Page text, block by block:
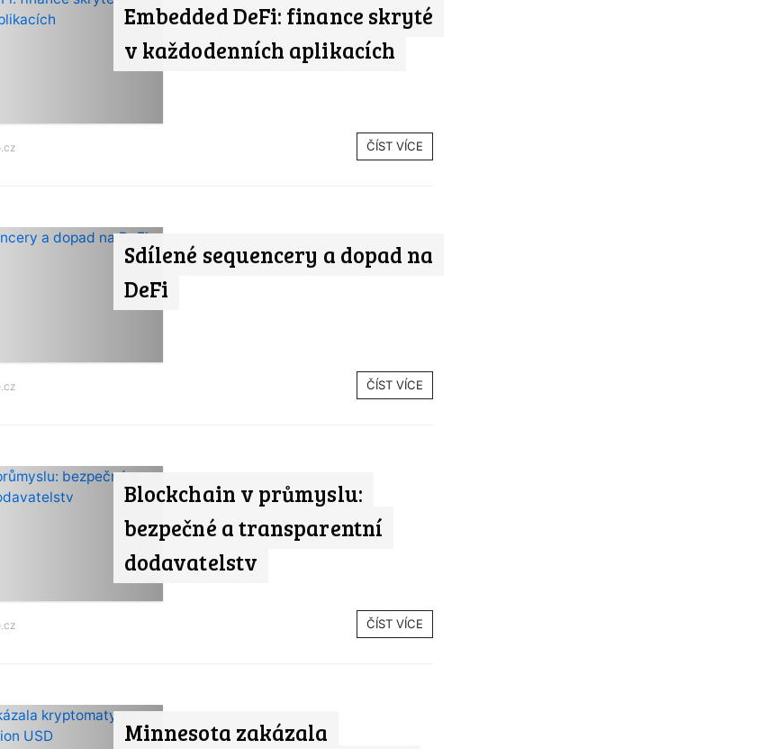
Embedded DeFi: finance skryté
v každodenních aplikacích
ČÍST VÍCE
Sdílené sequencery a dopad na
DeFi
ČÍST VÍCE
Blockchain v průmyslu:
bezpečné a transparentní
dodavatelstv
ČÍST VÍCE
Minnesota zakázala